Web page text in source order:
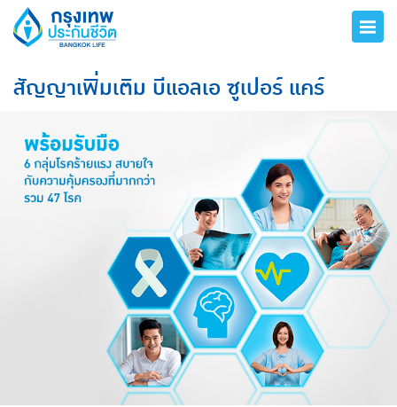
สัญญาเพิ่มเติม บีแอลเอ ซูเปอร์ แคร์